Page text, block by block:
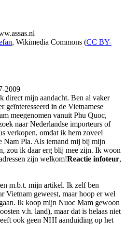
, Wikimedia Commons (CC BY-
2009
direct mijn aandacht. Ben al vaker
geïnteresseerd in de Vietnamese
meegenomen vanuit Phu Quoc,
naar Nederlandse importeurs of
verkopen, omdat ik hem zoveel
Nam Pla. Als iemand mij bij mijn
zou ik daar erg blij mee zijn. Ik woon
zijn welkom!Reactie infoteur,
m.b.t. mijn artikel. Ik zelf ben
Vietnam geweest, maar hoop er wel
Ik koop mijn Nuoc Mam gewoon
v.h. land), maar dat is helaas niet
ook geen NHI aanduiding op het